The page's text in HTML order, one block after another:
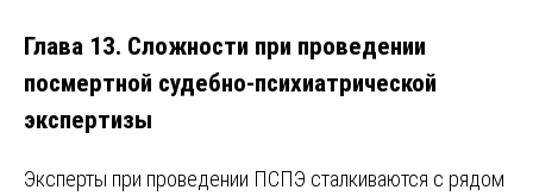
Глава 13. Сложности при проведении
посмертной судебно-психиатрической
экспертизы
Эксперты при проведении ПСПЭ сталкиваются с рядом